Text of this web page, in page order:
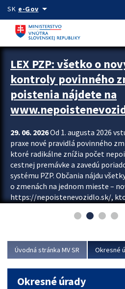
Preskocit na hlavný obsah
SK e-Govarrow_drop_down
Zastavit automatický posun upútavok
LEX PZP: všetko o
kontroly povinného
poistenia nájdete na
29. 06. 2026Od 1. augusta 2026
praxe nové pravidlá povinného
ktoré radikálne znížia počet
cestnej premávke a zavedú
systému PZP. Občania nájdu
o zmenách na jednom mieste –
https://nepoistenevozidlo.sk/,
asociácie poisťovní (SLASPO) a
Viac
Úvodná stránka MV SR Okresné
Okresné úrady